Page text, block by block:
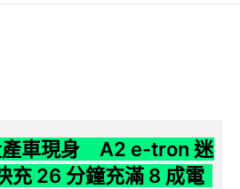
產車現身 A2 e-tron 迷
26 分鐘充滿 8 成電